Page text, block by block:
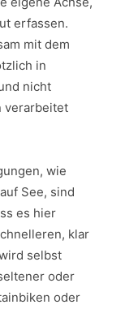
erfassen.
mit dem
in
nicht
verarbeitet
wie
See, sind
es hier
klar
selbst
oder
oder